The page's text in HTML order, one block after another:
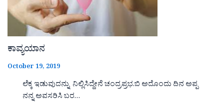
ಕಾವ್ಯಯಾನ
October 19, 2019
ಲೆಕ್ಕ ಇಡುವುದನ್ನು ನಿಲ್ಲಿಸಿದ್ದೇನೆ ಚಂದ್ರಪ್ರಭ.ಬಿ ಅದೊಂದು ದಿನ ಅಪ್ಪ
ನನ್ನ ಅವಸರಿಸಿ ಬರ…